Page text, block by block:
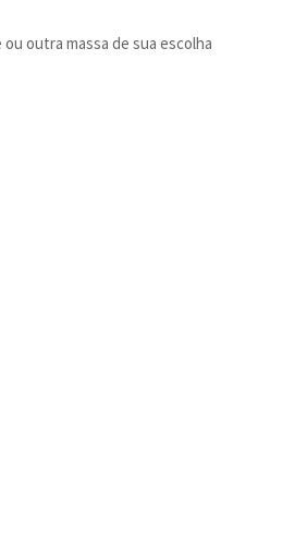
ou outra massa de sua escolha